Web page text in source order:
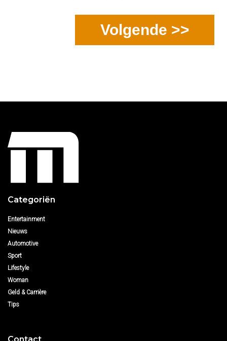
Volgende >>
Categoriën
Entertainment
Nieuws
Automotive
Sport
Lifestyle
Woman
Geld & Carrière
Tips